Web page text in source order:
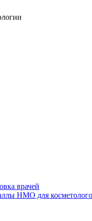
врачей
НМО для